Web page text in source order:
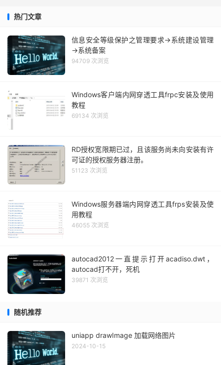
热门文章
信息安全等级保护之管理要求→系统建设管理
→系统备案
94709 次浏览
Windows客户端内网穿透工具frpc安装及使用
教程
69134 次浏览
RD授权宽限期已过，且该服务尚未向安装有许
可证的授权服务器注册。
51123 次浏览
Windows服务器端内网穿透工具frps安装及使
用教程
46055 次浏览
autocad2012一直提示打开acadiso.dwt，
autocad打不开，死机
39871 次浏览
随机推荐
uniapp drawImage 加载网络图片
2024-10-15